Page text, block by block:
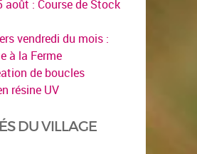
août : Course de Stock
vendredi du mois :
à la Ferme
de boucles
résine UV
DU VILLAGE